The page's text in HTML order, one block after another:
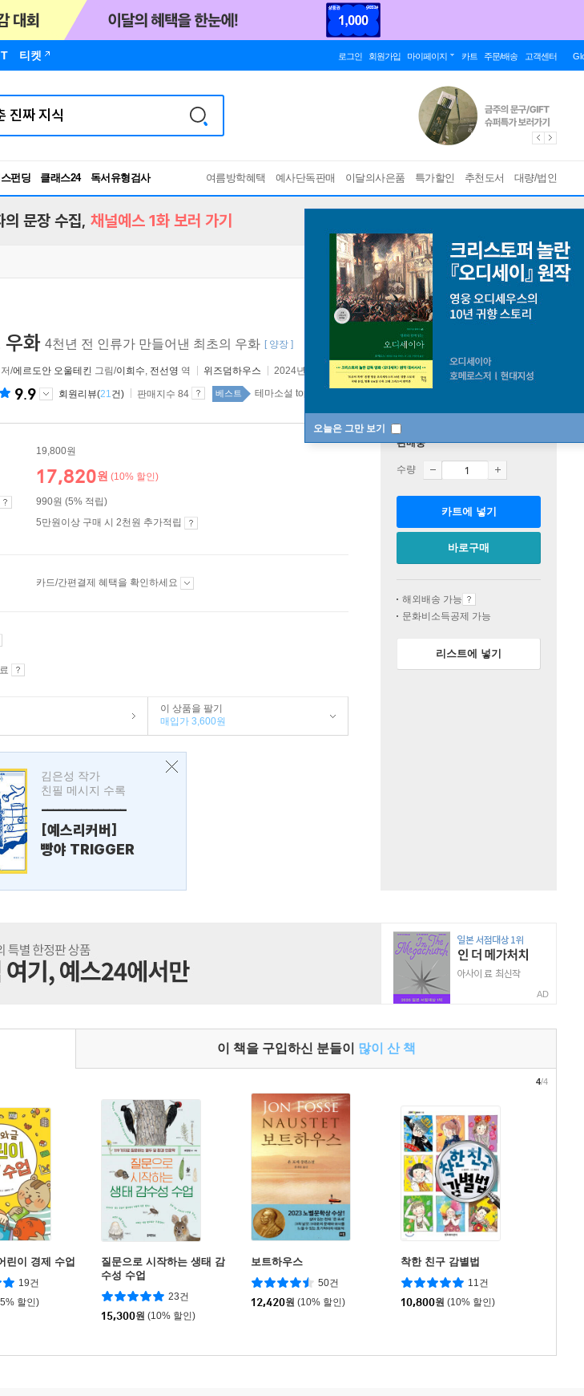
티켓 로그인 회원가입 마이페이지 카트 주문/배송 고객센터
펀딩 클래스24
독서유형검사
RBTI Lab
여름방학혜택 예사단독판매 이달의사은품 특가할인 추천도서 대량/법인
오늘은 그만 보기
의 문장 수집, 채널예스 1화 보러 가기
우화 4천년 전 인류가 만들어낸 최초의 우화 [ 양장 ]
저/에르도안 오울테킨 그림/이희수, 전선영 역 위즈덤하우스 2024년 10월 16일
9.9 회원리뷰(21건) 판매지수 84 베스트 테마소설 top100 1주
19,800원
17,820원 (10% 할인)
990원 (5% 적립)
5만원이상 구매 시 2천원 추가적립
카드/간편결제 혜택을 확인하세요
이 상품을 팔기
매입가 3,600원
김은성 작가
친필 메시지 수록
---------------
[예스리커버]
빵야 TRIGGER
판매중
수량
카트에 넣기
바로구매
해외배송 가능
문화비소득공제 가능
리스트에 넣기
AD
이 책을 구입하신 분들이 많이 산 책
린이 경제 수업
19건
할인)
질문으로 시작하는 생태 감
수성 수업
23건
15,300원 (10% 할인)
보트하우스
50건
12,420원 (10% 할인)
착한 친구 감별법
11건
10,800원 (10% 할인)
4/4